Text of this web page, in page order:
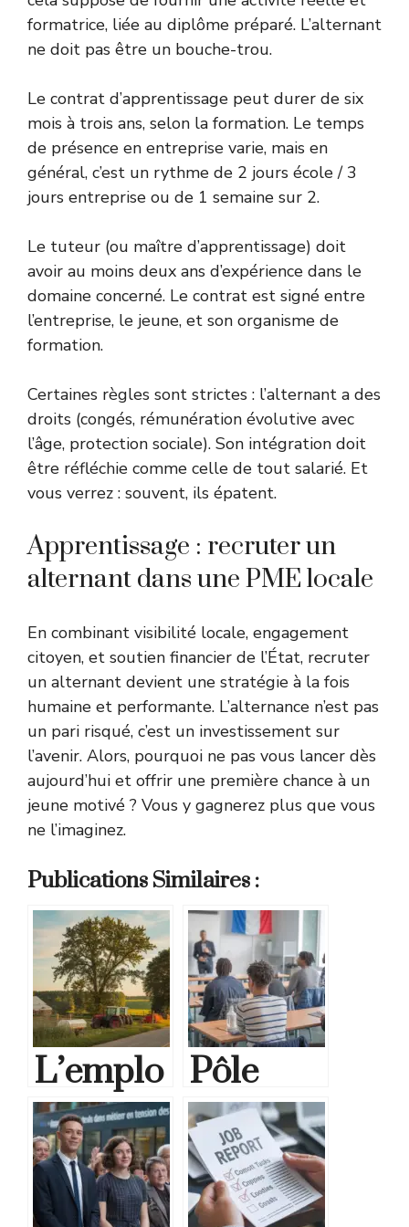
formatrice, liée au diplôme préparé. L’alternant
ne doit pas être un bouche-trou.
Le contrat d’apprentissage peut durer de six
mois à trois ans, selon la formation. Le temps
de présence en entreprise varie, mais en
général, c’est un rythme de 2 jours école / 3
jours entreprise ou de 1 semaine sur 2.
Le tuteur (ou maître d’apprentissage) doit
avoir au moins deux ans d’expérience dans le
domaine concerné. Le contrat est signé entre
l’entreprise, le jeune, et son organisme de
formation.
Certaines règles sont strictes : l’alternant a des
droits (congés, rémunération évolutive avec
l’âge, protection sociale). Son intégration doit
être réfléchie comme celle de tout salarié. Et
vous verrez : souvent, ils épatent.
Apprentissage : recruter un
alternant dans une PME locale
En combinant visibilité locale, engagement
citoyen, et soutien financier de l’État, recruter
un alternant devient une stratégie à la fois
humaine et performante. L’alternance n’est pas
un pari risqué, c’est un investissement sur
l’avenir. Alors, pourquoi ne pas vous lancer dès
aujourd’hui et offrir une première chance à un
jeune motivé ? Vous y gagnerez plus que vous
ne l’imaginez.
Publications Similaires :
L’emplo
i dans
les
territoir
Pôle
Emploi
et
Mission